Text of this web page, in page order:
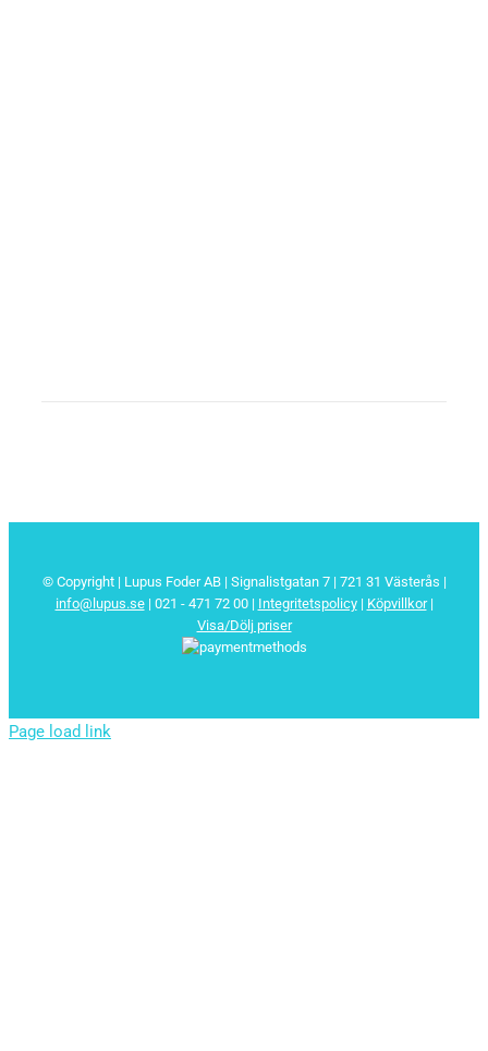
© Copyright | Lupus Foder AB | Signalistgatan 7 | 721 31 Västerås |
info@lupus.se| 021 - 471 72 00 | Integritetspolicy| Köpvillkor|
Visa/Dölj priser
Page load link